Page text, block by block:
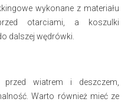
wykonane z materiału
otarciami, a koszulki
dalszej wędrówki.
wiatrem i deszczem,
Warto również mieć ze